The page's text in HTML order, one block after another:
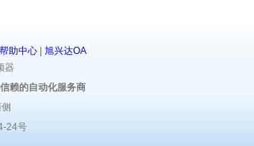
帮助中心
旭兴达OA
器
赖的自动化服务商
24号